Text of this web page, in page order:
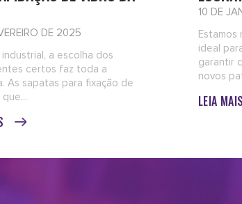
DE 2025
a escolha dos
certos faz toda a
As sapatas para fixação de
10 DE
Estamos
ideal
garantir
novos
LEIA MAIS